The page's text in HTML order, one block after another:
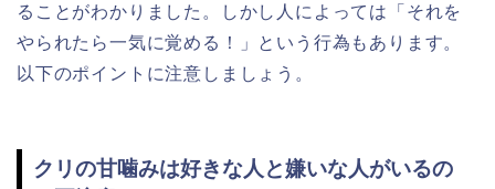
ることがわかりました。しかし人によっては「それを
やられたら一気に覚める！」という行為もあります。
以下のポイントに注意しましょう。
クリの甘噛みは好きな人と嫌いな人がいるの